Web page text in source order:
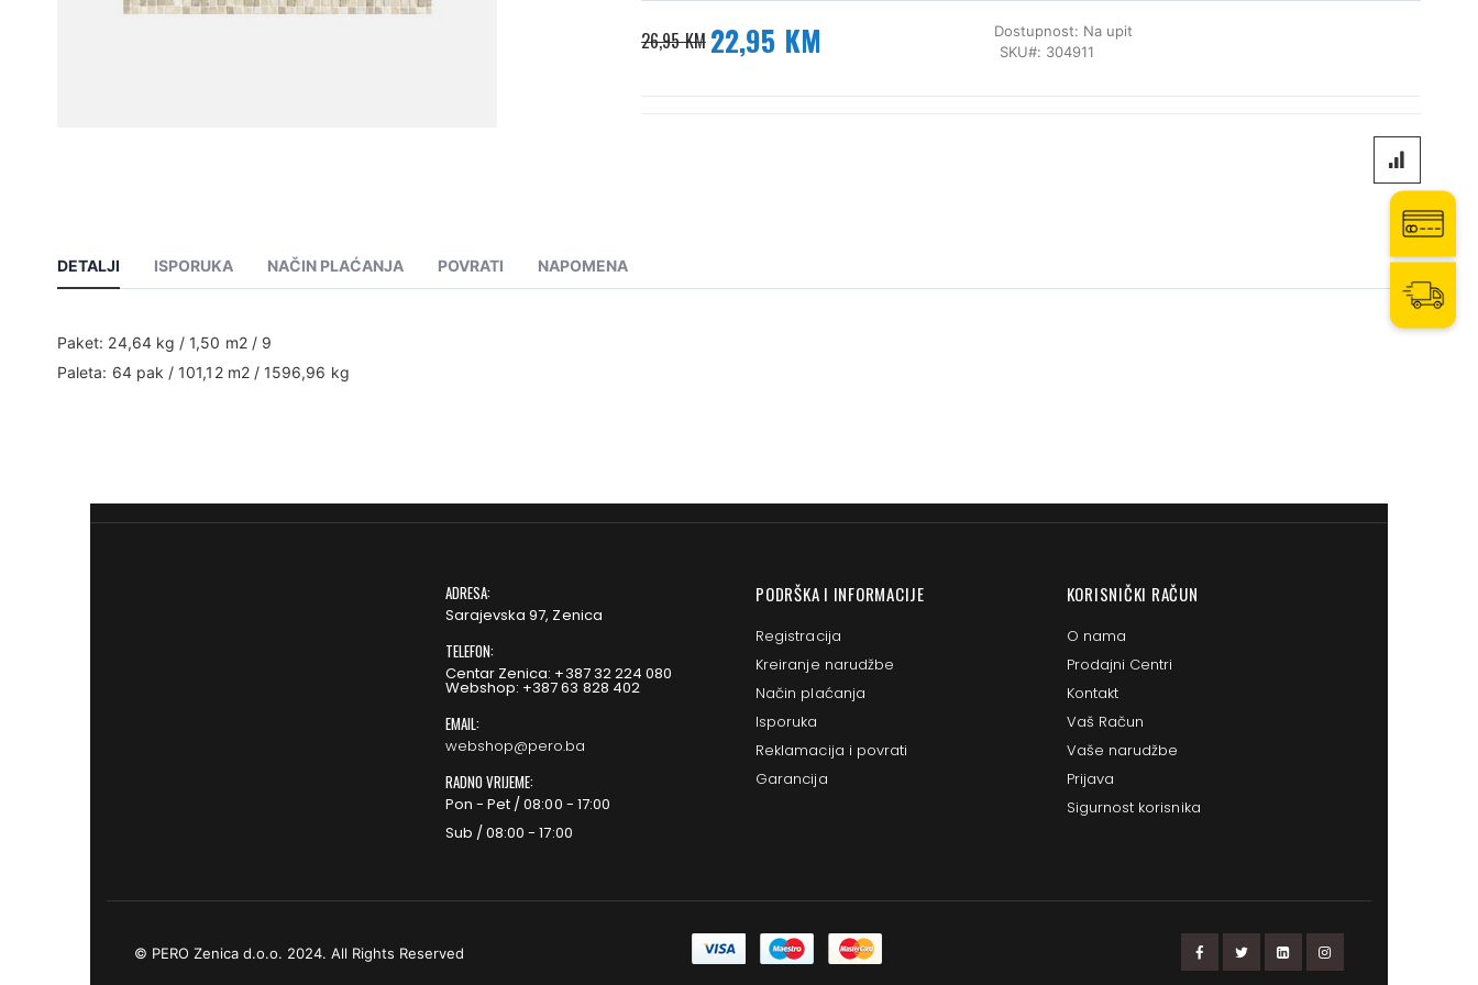
26,95 KM Posebna
cijena
22,95 KM Dostupnost: Na upit
SKU
304911
DETALJI
Paket: 24,64 kg / 1,50 m2 / 9
Paleta: 64 pak / 101,12 m2 / 1596,96 kg
ISPORUKA NAČIN PLAĆANJA POVRATI NAPOMENA
ADRESA:
Sarajevska 97, Zenica
TELEFON:
Centar Zenica: +387 32 224 080
Webshop: +387 63 828 402
EMAIL:
webshop@pero.ba
RADNO VRIJEME:
Pon - Pet / 08:00 - 17:00
Sub / 08:00 - 17:00
PODRŠKA I INFORMACIJE
Registracija
Kreiranje narudžbe
Način plaćanja
Isporuka
Reklamacija i povrati
Garancija
KORISNIČKI RAČUN
O nama
Prodajni Centri
Kontakt
Vaš Račun
Vaše narudžbe
Prijava
Sigurnost korisnika
© PERO Zenica d.o.o. 2024. All Rights Reserved